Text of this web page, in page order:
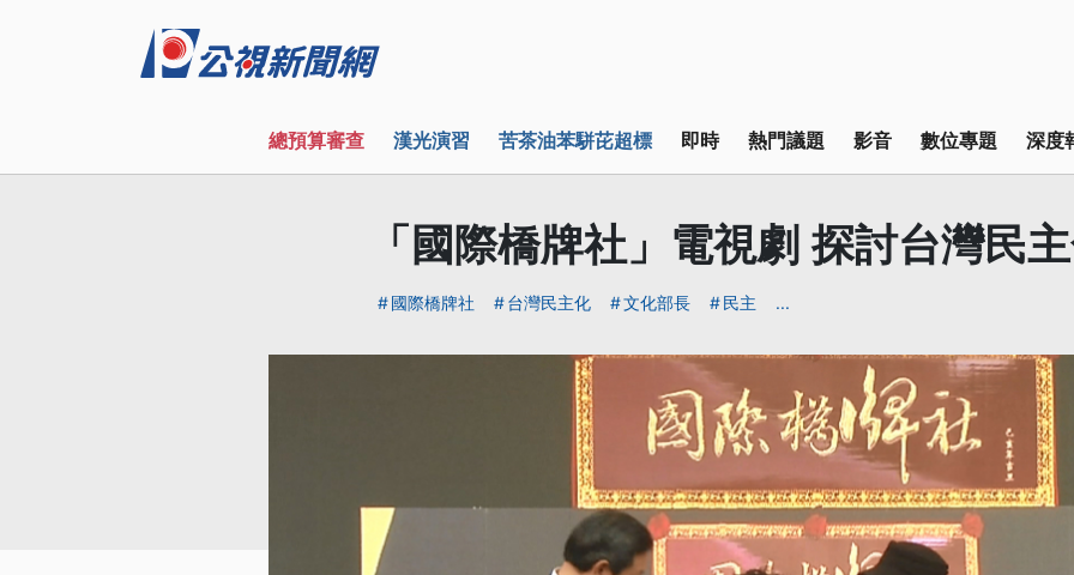
總預算審查 漢光演習 苦茶油苯駢芘超標 即時 熱門議題 影音 數位專題 深度
「國際橋牌社」電視劇 探討台灣民
國際橋牌社 台灣民主化 文化部長 民主 ...